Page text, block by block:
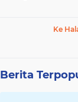
Ke
Berita